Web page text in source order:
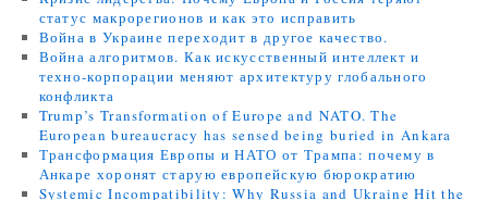
статус макрорегионов и как это исправить
Война в Украине переходит в другое качество.
Война алгоритмов. Как искусственный интеллект и
техно-корпорации меняют архитектуру глобального
конфликта
Trump’s Transformation of Europe and NATO. The
European bureaucracy has sensed being buried in Ankara
Трансформация Европы и НАТО от Трампа: почему в
Анкаре хоронят старую европейскую бюрократию
Systemic Incompatibility: Why Russia and Ukraine Hit the